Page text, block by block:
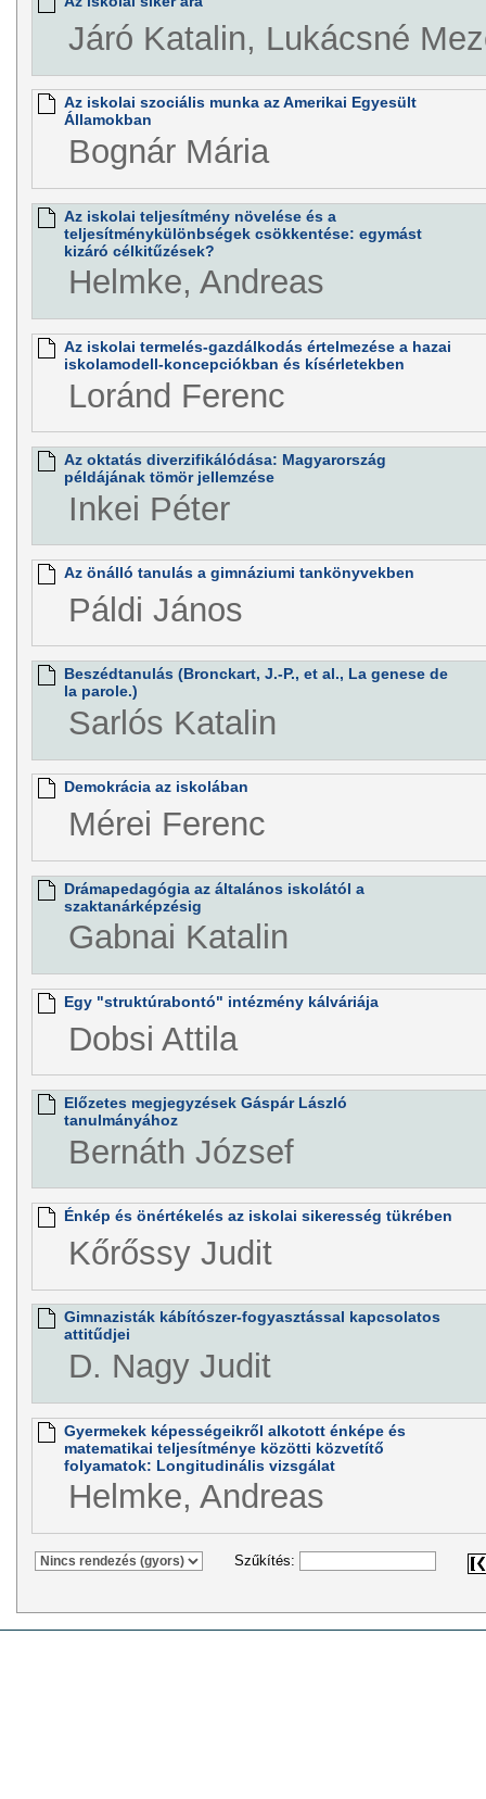
Járó Katalin, Lukácsné
Az iskolai szociális munka az Amerikai Egyesült
Államokban
Bognár Mária
Az iskolai teljesítmény növelése és a
teljesítménykülönbségek csökkentése: egymást
kizáró célkitűzések?
Helmke, Andreas
Az iskolai termelés-gazdálkodás értelmezése a hazai
iskolamodell-koncepciókban és kísérletekben
Loránd Ferenc
Az oktatás diverzifikálódása: Magyarország
példájának tömör jellemzése
Inkei Péter
Az önálló tanulás a gimnáziumi tankönyvekben
Páldi János
Beszédtanulás (Bronckart, J.-P., et al., La genese de
la parole.)
Sarlós Katalin
Demokrácia az iskolában
Mérei Ferenc
Drámapedagógia az általános iskolától a
szaktanárképzésig
Gabnai Katalin
Egy "struktúrabontó" intézmény kálváriája
Dobsi Attila
Előzetes megjegyzések Gáspár László
tanulmányához
Bernáth József
Énkép és önértékelés az iskolai sikeresség tükrében
Kőrőssy Judit
Gimnazisták kábítószer-fogyasztással kapcsolatos
attitűdjei
D. Nagy Judit
Gyermekek képességeikről alkotott énképe és
matematikai teljesítménye közötti közvetítő
folyamatok: Longitudinális vizsgálat
Helmke, Andreas
Szűkítés: